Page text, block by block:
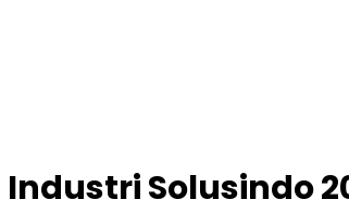
Industri Solusindo